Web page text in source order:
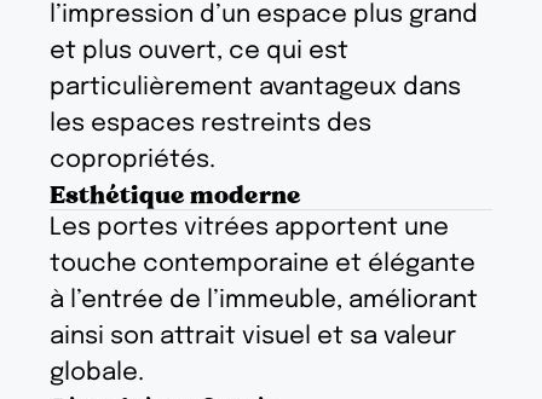
l’impression d’un espace plus grand
et plus ouvert, ce qui est
particulièrement avantageux dans
les espaces restreints des
copropriétés.
Esthétique moderne
Les portes vitrées apportent une
touche contemporaine et élégante
à l’entrée de l’immeuble, améliorant
ainsi son attrait visuel et sa valeur
globale.